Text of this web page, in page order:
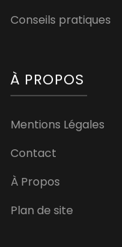
Conseils pratiques
À PROPOS
Mentions Légales
Contact
À Propos
Plan de site